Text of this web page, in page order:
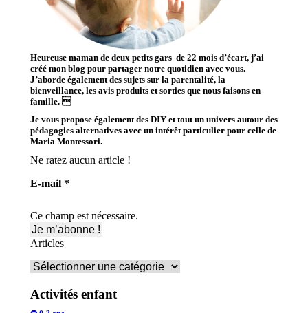
Heureuse maman de deux petits gars de 22 mois d’écart, j’ai
créé mon blog pour partager notre quotidien avec vous.
J’aborde également des sujets sur la parentalité, la
bienveillance, les avis produits et sorties que nous faisons en
famille. 
Je vous propose également des DIY et tout un univers autour des
pédagogies alternatives avec un intérêt particulier pour celle de
Maria Montessori.
Ne ratez aucun article !
E-mail *
Ce champ est nécessaire.
Articles
Articles
Activités enfant